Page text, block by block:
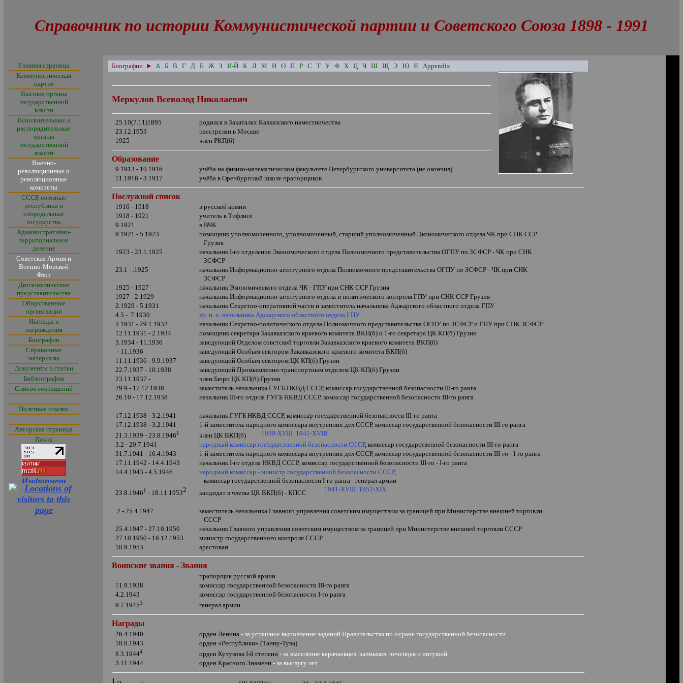
Справочник по истории Коммунистической партии и Советского Союза 1898 - 1991
Главная страница
Коммунистическая
партия
Высшие органы
государственной
власти
Исполнительные и
распорядительные
органы
государственной
власти
Военно-
революционные и
революционные
комитеты
СССР, союзные
республики и
сопредельные
государства
Административно-
территориальное
деление
Советская Армия и
Военно-Морской
Флот
Дипломатические
представительства
Общественные
организации
Награды и
награждения
Биографии
Справочные
материалы
Документы и статьи
Библиография
Список сокращений
Полезные ссылки
Авторская страница
Почта
Биографии ► А Б В Г Д Е Ж З И-Й К Л М Н О П Р С Т У Ф Х Ц Ч Ш Щ Э Ю Я Appendix
Меркулов Всеволод Николаевич
25.10(7.11)1895
родился в Закаталах Кавказского наместничества
23.12.1953
расстрелян в Москве
1925
член РКП(б)
Образование
9.1913 - 10.1916
учёба на физико-математическом факультете Петербургского университета (не окончил)
11.1916 - 3.1917
учёба вОренбургской школе прапорщиков
Послужной список
1916 - 1918
в русской армии
1918 - 1921
учитель в Тифлисе
9.1921
в ВЧК
9.1921 - 5.1923
помощник уполномоченного, уполномоченный, старший уполномоченный Экономического отдела ЧК при СНК ССР
Грузия
1923 - 23.1.1925
начальникI-го отделения Экономического отдела Полномочного представительства ОГПУ по ЗСФСР - ЧК при СНК
ЗСФСР
23.1 - .1925
начальник Информационно-агентурного отделаПолномочного представительства ОГПУ по ЗСФСР - ЧК при СНК
ЗСФСР
1925 - 1927
начальник Экономического отдела ЧК - ГПУ при СНК ССР Грузия
1927 - 2.1929
начальник Информационно-агентурного отдела и политического контроля ГПУ при СНК ССР Грузия
2.1929 - 5.1931
начальник Секретно-оперативной части и заместитель начальника Аджарского областного отдела ГПУ
4.5 - .7.1930
вр. и. о. начальника Аджарского областного отдела ГПУ
5.1931 - 29.1.1932
начальник Секретно-политического отдела Полномочного представительства ОГПУ по ЗСФСР и ГПУ при СНК ЗСФСР
12.11.1931 - 2.1934
помощник секретаря Закавказского краевого комитета ВКП(б) и 1-го секретаря ЦК КП(б) Грузии
3.1934 - 11.1936
заведующий Отделом советской торговли Закавказского краевого комитета ВКП(б)
- 11.1936
заведующий Особым сектором Закавказского краевого комитета ВКП(б)
11.11.1936 - 9.9.1937
заведующий Особым сектором ЦК КП(б) Грузии
22.7.1937 - 10.1938
заведующий Промышленно-транспортным отделом ЦК КП(б)Грузии
23.11.1937 -
член Бюро ЦК КП(б)Грузии
29.9 - 17.12.1938
заместитель начальника ГУГБ НКВД СССР, комиссар государственной безопасностиIII-го ранга
26.10 - 17.12.1938
начальникIII-го отдела ГУГБ НКВД СССР,комиссар государственной безопасностиIII-го ранга
17.12.1938 - 3.2.1941 начальник ГУГБ НКВД СССР,комиссар государственной безопасностиIII-го ранга
17.12.1938 - 3.2.1941
1-й заместитель народного комиссара внутренних дел СССР,комиссар государственной безопасностиIII-го ранга
21.3.1939 - 23.8.19461 член ЦК ВКП(б) 1939-XVIII 1941-XVIII
3.2 - 20.7.1941
народный комиссар государственной безопасности СССР,комиссар государственной безопасностиIII-го ранга
31.7.1941 - 16.4.1943 1-й заместитель народного комиссара внутренних дел СССР,комиссар государственной безопасностиIII-го -I-го ранга
17.11.1942 - 14.4.1943
начальникI-го отдела НКВД СССР,комиссар государственной безопасностиIII-го -I-го ранга
14.4.1943 - 4.5.1946
народный комиссар - министр государственной безопасности СССР,
комиссар государственной безопасностиI-го ранга - генерал армии
23.8.19461 - 18.11.19532 кандидат в члены ЦК ВКП(б) - КПСС 1941-XVIII 1952-XIX
.2 - 25.4.1947
заместитель начальника Главного управления советским имуществом за границей при Министерстве внешней торговли
СССР
25.4.1947 - 27.10.1950
начальник Главного управления советским имуществом за границей при Министерстве внешней торговли СССР
27.10.1950 - 16.12.1953
министр государственного контроля СССР
18.9.1953
арестован
Воинские звания - Звания
прапорщик русской армии
11.9.1938
комиссар государственной безопасностиIII-го ранга
4.2.1943
комиссар государственной безопасностиI-го ранга
9.7.19453 генерал армии
Награды
26.4.1940 орден Ленина- за успешное выполнение заданий Правительства по охране государственной безопасности
18.8.1943
орден«Республики» (Танну-Тува)
8.3.19444 орден КутузоваI-й степени- за выселение карачаевцев, калмыков, чеченцев и ингушей
3.11.1944
орден Красного Знамени- за выслугу лет
1